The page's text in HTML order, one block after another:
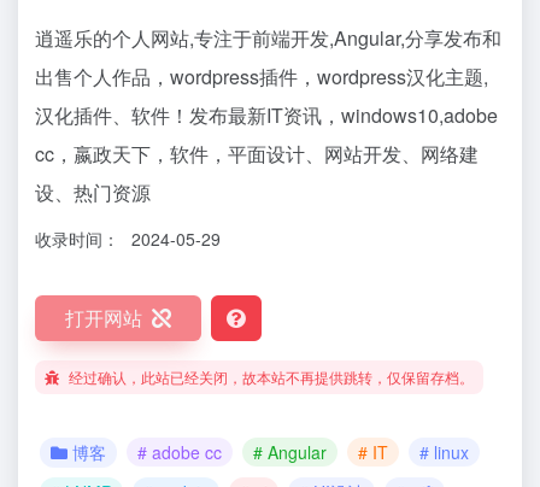
逍遥乐的个人网站,专注于前端开发,Angular,分享发布和
出售个人作品，wordpress插件，wordpress汉化主题,
汉化插件、软件！发布最新IT资讯，windows10,adobe
cc，嬴政天下，软件，平面设计、网站开发、网络建
设、热门资源
收录时间： 2024-05-29
打开网站
经过确认，此站已经关闭，故本站不再提供跳转，仅保留存档。
博客 # adobe cc # Angular # IT
# linux